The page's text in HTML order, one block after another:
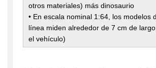
otros materiales) más dinosaurio
• En escala nominal 1:64, los modelos
línea miden alrededor de 7 cm de
el vehículo)